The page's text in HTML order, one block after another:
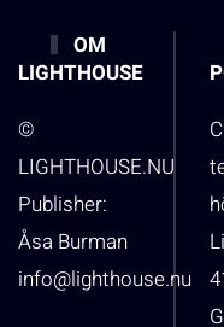
OM
LIGHTHOUSE
©
LIGHTHOUSE.NU
Publisher:
Åsa Burman
info@lighthouse.nu